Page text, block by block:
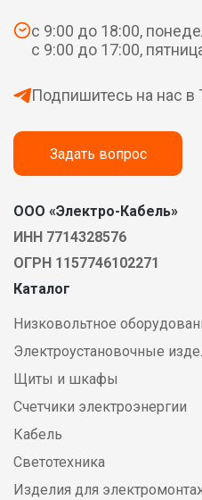
с 9:00 до 18:00,
с 9:00 до 17:00,
Подпишитесь на нас в
Задать вопрос
ООО «Электро-Кабель»
ИНН 7714328576
ОГРН 1157746102271
Каталог
Низковольтное
Электроустановочные
Щиты и шкафы
Счетчики электроэнергии
Кабель
Светотехника
Изделия для